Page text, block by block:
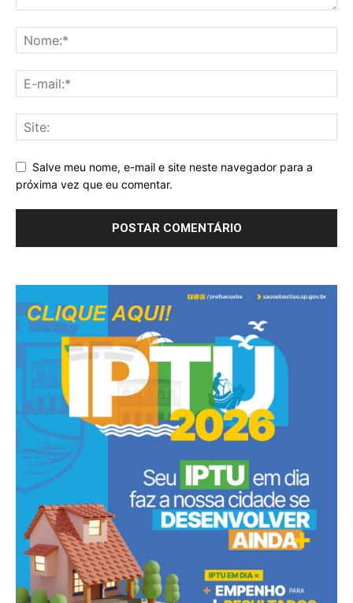
Salve meu nome, e-mail e site neste navegador para a
próxima vez que eu comentar.